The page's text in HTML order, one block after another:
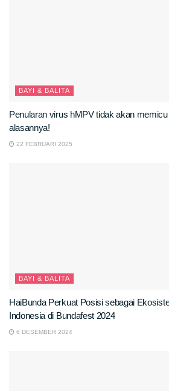
BAYI & BALITA
Penularan virus hMPV tidak akan
alasannya!
22 FEBRUARI 2025
BAYI & BALITA
HaiBunda Perkuat Posisi sebagai
Indonesia di Bundafest 2024
6 DESEMBER 2024